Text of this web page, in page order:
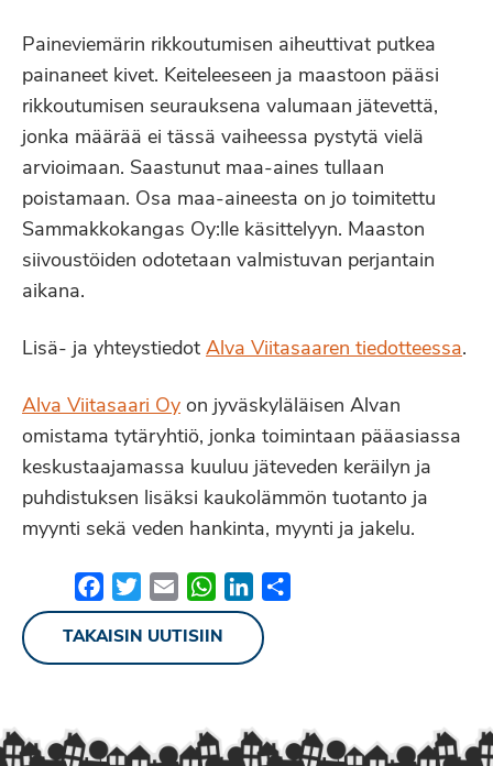
Paineviemärin rikkoutumisen aiheuttivat putkea
painaneet kivet. Keiteleeseen ja maastoon pääsi
rikkoutumisen seurauksena valumaan jätevettä,
jonka määrää ei tässä vaiheessa pystytä vielä
arvioimaan. Saastunut maa-aines tullaan
poistamaan. Osa maa-aineesta on jo toimitettu
Sammakkokangas Oy:lle käsittelyyn. Maaston
siivoustöiden odotetaan valmistuvan perjantain
aikana.
Lisä- ja yhteystiedot Alva Viitasaaren tiedotteessa.
Alva Viitasaari Oy on jyväskyläläisen Alvan
omistama tytäryhtiö, jonka toimintaan pääasiassa
keskustaajamassa kuuluu jäteveden keräilyn ja
puhdistuksen lisäksi kaukolämmön tuotanto ja
myynti sekä veden hankinta, myynti ja jakelu.
FacebookTwitterEmail WhatsApp
LinkedIn
TAKAISIN UUTISIIN